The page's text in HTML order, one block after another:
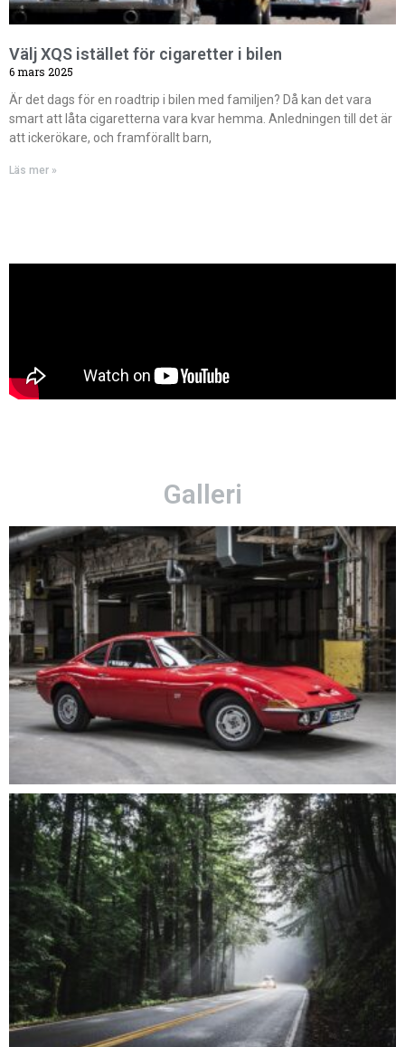
Välj XQS istället för cigaretter i bilen
6 mars 2025
Är det dags för en roadtrip i bilen med familjen? Då kan det vara
smart att låta cigaretterna vara kvar hemma. Anledningen till det är
att ickerökare, och framförallt barn,
Läs mer »
Galleri